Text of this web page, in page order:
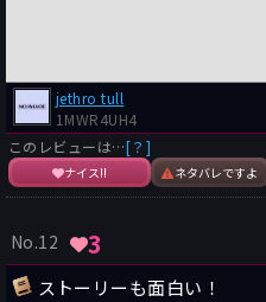
jethro tull
1MWR4UH4
このレビューは…[？]
ナイス!! ネタバレですよ
No.12 3
ストーリーも面白い！